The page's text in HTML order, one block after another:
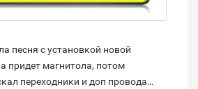
песня с установкой новой
придет магнитола, потом
переходники и доп провода…